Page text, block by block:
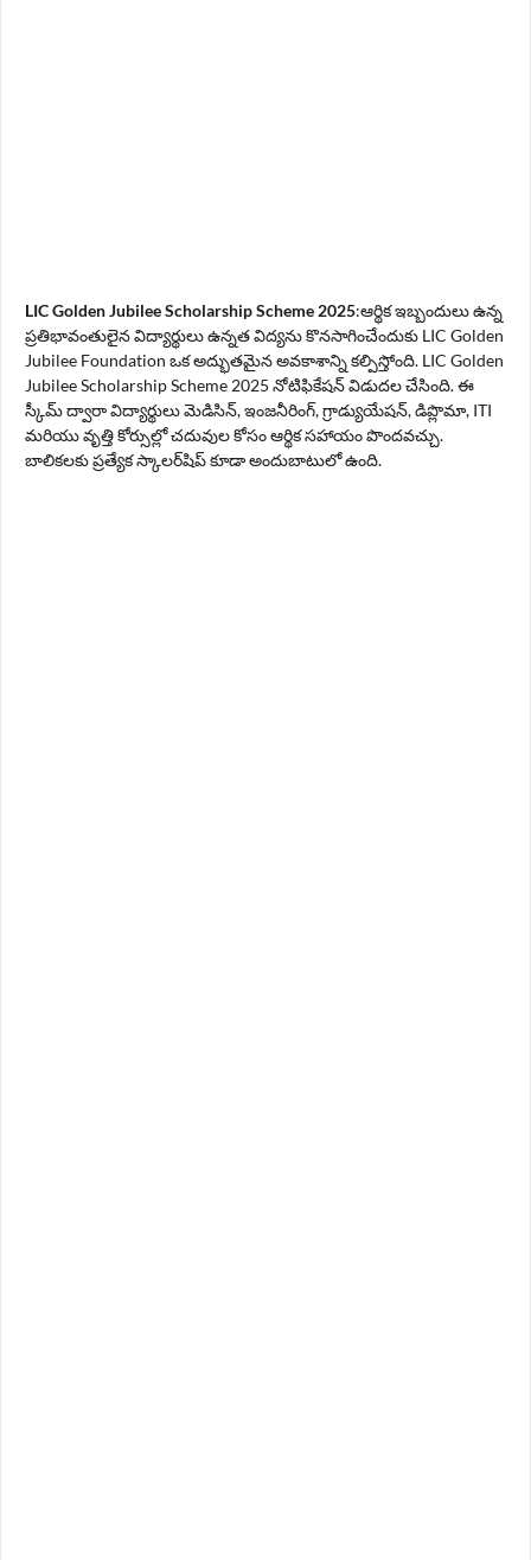
LIC Golden Jubilee Scholarship Scheme 2025:ఆర్థిక ఇబ్బందులు ఉన్న
ప్రతిభావంతులైన విద్యార్థులు ఉన్నత విద్యను కొనసాగించేందుకు LIC Golden
Jubilee Foundation ఒక అద్భుతమైన అవకాశాన్ని కల్పిస్తోంది. LIC Golden
Jubilee Scholarship Scheme 2025 నోటిఫికేషన్ విడుదల చేసింది. ఈ
స్కీమ్ ద్వారా విద్యార్థులు మెడిసిన్, ఇంజనీరింగ్, గ్రాడ్యుయేషన్, డిప్లొమా, ITI
మరియు వృత్తి కోర్సుల్లో చదువుల కోసం ఆర్థిక సహాయం పొందవచ్చు.
బాలికలకు ప్రత్యేక స్కాలర్‌షిప్ కూడా అందుబాటులో ఉంది.